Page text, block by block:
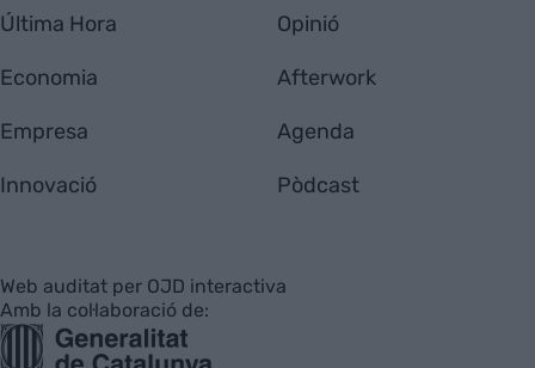
Última Hora
Economia
Empresa
Innovació
Opinió
Afterwork
Agenda
Pòdcast
Web auditat per OJD interactiva
Amb la col·laboració de: